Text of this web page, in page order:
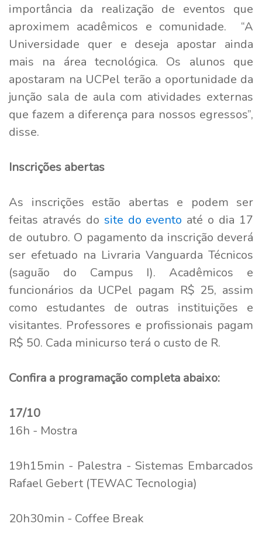
importância da realização de eventos que
aproximem acadêmicos e comunidade. “A
Universidade quer e deseja apostar ainda
mais na área tecnológica. Os alunos que
apostaram na UCPel terão a oportunidade da
junção sala de aula com atividades externas
que fazem a diferença para nossos egressos”,
disse.
Inscrições abertas
As inscrições estão abertas e podem ser
feitas através do site do evento até o dia 17
de outubro. O pagamento da inscrição deverá
ser efetuado na Livraria Vanguarda Técnicos
(saguão do Campus I). Acadêmicos e
funcionários da UCPel pagam R$ 25, assim
como estudantes de outras instituições e
visitantes. Professores e profissionais pagam
R$ 50. Cada minicurso terá o custo de R.
Confira a programação completa abaixo:
17/10
16h - Mostra
19h15min - Palestra - Sistemas Embarcados
Rafael Gebert (TEWAC Tecnologia)
20h30min - Coffee Break